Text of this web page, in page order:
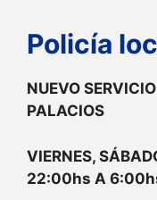
Policía
NUEVO
PALACIOS
VIERNES,
22:00hs A